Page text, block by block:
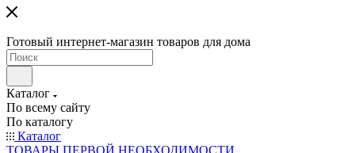
Готовый интернет-магазин товаров для дома
Каталог
По всему сайту
По каталогу
Каталог
ТОВАРЫ ПЕРВОЙ НЕОБХОДИМОСТИ